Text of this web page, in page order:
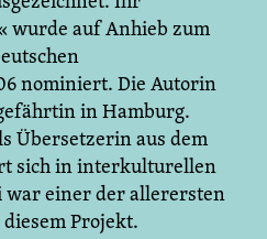
wurde auf Anhieb zum
nominiert. Die Autorin
in Hamburg.
Übersetzerin aus dem
sich in interkulturellen
einer der allerersten
Projekt.